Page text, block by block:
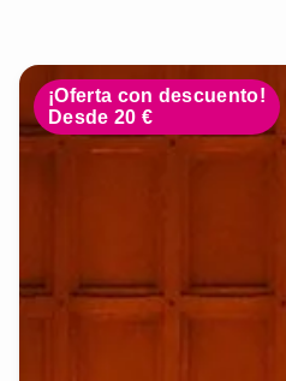
¡Oferta con descuento!
Desde 20 €